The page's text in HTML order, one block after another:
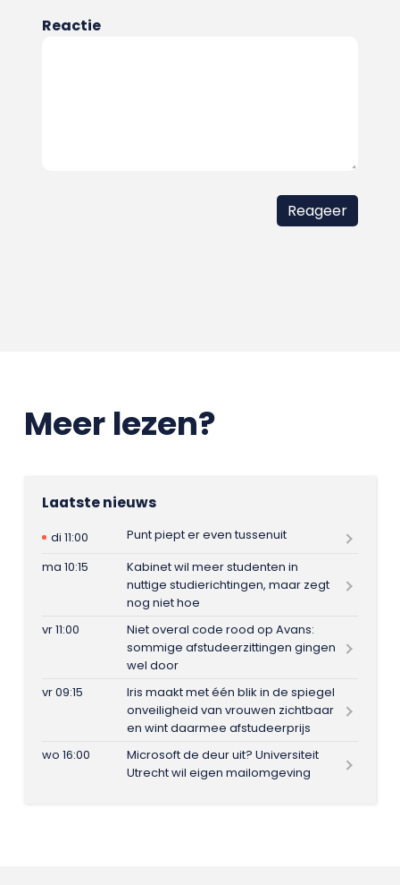
Reactie
Meer lezen?
Laatste nieuws
di 11:00
Punt piept er even tussenuit
ma 10:15
Kabinet wil meer studenten in
nuttige studierichtingen, maar zegt
nog niet hoe
vr 11:00
Niet overal code rood op Avans:
sommige afstudeerzittingen gingen
wel door
vr 09:15
Iris maakt met één blik in de spiegel
onveiligheid van vrouwen zichtbaar
en wint daarmee afstudeerprijs
wo 16:00
Microsoft de deur uit? Universiteit
Utrecht wil eigen mailomgeving